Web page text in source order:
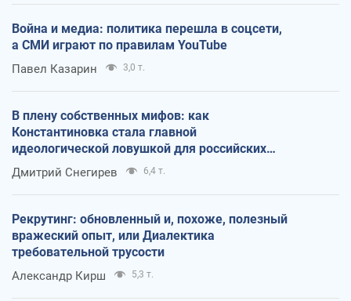
Война и медиа: политика перешла в соцсети,
а СМИ играют по правилам YouTube
Павел Казарин 3,0 т.
В плену собственных мифов: как
Константиновка стала главной
идеологической ловушкой для российских
оккупантов
Дмитрий Снегирев 6,4 т.
Рекрутинг: обновленный и, похоже, полезный
вражеский опыт, или Диалектика
требовательной трусости
Александр Кирш 5,3 т.